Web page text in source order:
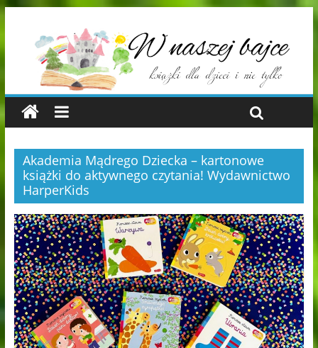
Akademia Mądrego Dziecka – kartonowe
książki do aktywnego czytania! Wydawnictwo
HarperKids